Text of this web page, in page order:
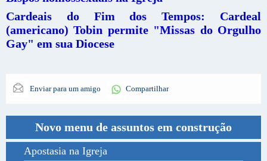
Cardeais do Fim dos Tempos: Cardeal
(americano) Tobin permite "Missas do Orgulho
Gay" em sua Diocese
Enviar para um amigo Compartilhar
Novo menu de assuntos em construção
Apostasia na Igreja